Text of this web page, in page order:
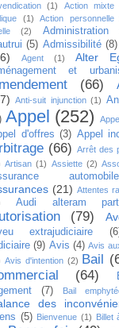
(1) Action mixte
(1) Action personnelle
(2)
(5) Admissibilité (8)
Agent (1) Alter
et
(66)
Anti-suit injunction (1)
Appel (252)
d'offres (3) Appel
(66) Arrêt des
Artisan (1) Assiette (2)
automobile
(21) Attentes
Audi alteram
(79)
extrajudiciaire
(9) Avis (4) Avis
Avis d'intention (2) Bail
(64)
(7) Bail
des
(5) Bienvenue (1)
Billet